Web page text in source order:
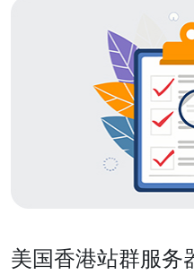
美国香港站群服务